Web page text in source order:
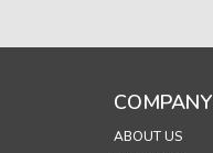
COMPANY
ABOUT US